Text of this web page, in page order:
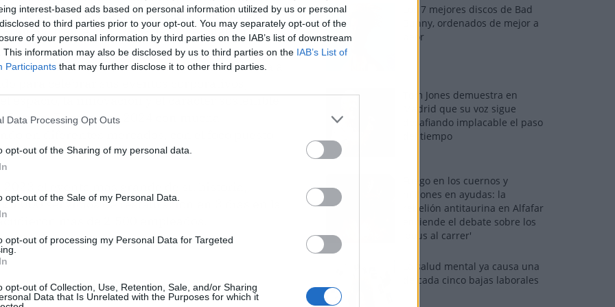
interest-based ads based on personal information utilized by us or personal
to third parties prior to your opt-out. You may separately opt-out of the
of your personal information by third parties on the IAB’s list of downstream
This information may also be disclosed by us to third parties on the IAB’s List of
Participants that may further disclose it to other third parties.
Data Processing Opt Outs
opt-out of the Sharing of my personal data.
opt-out of the Sale of my Personal Data.
opt-out of processing my Personal Data for Targeted
opt-out of Collection, Use, Retention, Sale, and/or Sharing
Data that Is Unrelated with the Purposes for which it
un 61 % de asistentes a eventos de origen
frente a un 39 % de origen nacional.
Malin Nilsson, ha agradecido la confianza a
para celebrar sus eventos corporativos,
espacio, la innovación y el carácter sostenible
Encaramos 2024 con mucha
en diferentes mercados, con el foco puesto
el evento más grande de su historia,
servicios de restauración en 3 días en la
más de 2.500 empleados.
Los 7 mejores discos de Bad
Bunny, ordenados de mejor a
peor
Tom Jones demuestra en
Madrid que su voz sigue
desafiando implacable el paso
del tiempo
Fuego en los cuernos y
millones en ayudas: la
rebelión antitaurina en Alfafar
enciende el debate sobre los
'bous al carrer'
La salud mental ya causa una
de cada cinco bajas laborales